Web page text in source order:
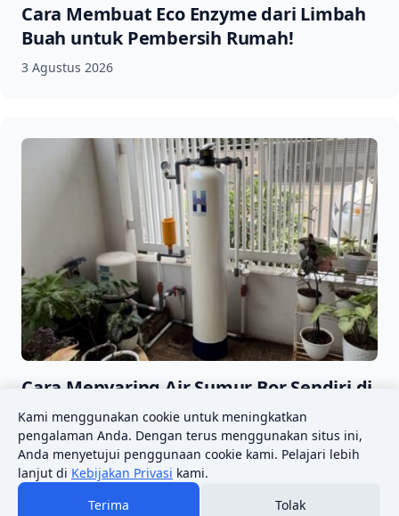
Cara Membuat Eco Enzyme dari Limbah
Buah untuk Pembersih Rumah!
3 Agustus 2026
Cara Menyaring Air Sumur Bor Sendiri di
Rumah dengan Filter Sederhana!
4 Juli 2026
Kami menggunakan cookie untuk meningkatkan
pengalaman Anda. Dengan terus menggunakan situs ini,
Anda menyetujui penggunaan cookie kami. Pelajari lebih
lanjut di Kebijakan Privasi kami.
Terima
Tolak